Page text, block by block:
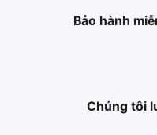
Bảo hành
Chúng tôi